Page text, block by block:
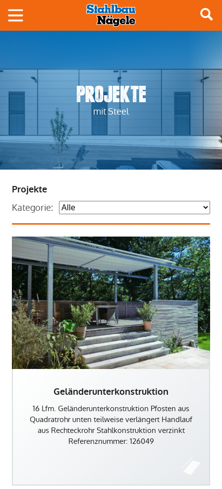
Projekte
mit Steel
Projekte
Kategorie:
Geländerunterkonstruktion
16 Lfm. Geländerunterkonstruktion Pfosten aus
Quadratrohr unten teilweise verlängert Handlauf
aus Rechteckrohr Stahlkonstruktion verzinkt
Referenznummer: 126049